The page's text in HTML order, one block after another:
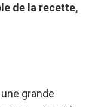
de la recette,
grande